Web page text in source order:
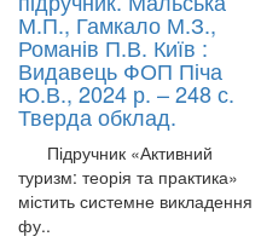
М.П., Гамкало М.З.,
Романів П.В. Київ :
Видавець ФОП Піча
Ю.В., 2024 р. – 248 с.
Тверда обклад.
Підручник «Активний
туризм: теорія та практика»
містить системне викладення
фу..